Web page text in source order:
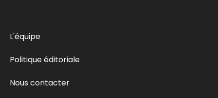
L'équipe
Politique éditoriale
Nous contacter